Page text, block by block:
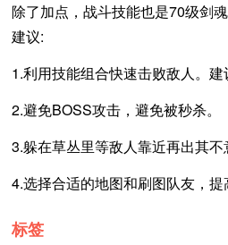
除了加点，战斗技能也是70级剑
建议:
1.利用技能组合快速击败敌人。建
2.避免BOSS攻击，避免被秒杀。
3.躲在草丛里等敌人靠近再出其不
4.选择合适的地图和刷图队友，提
标签